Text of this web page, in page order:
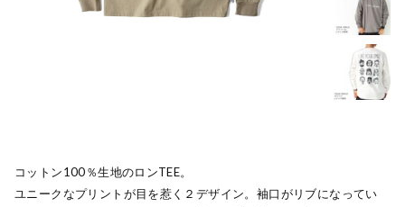
コットン100％生地のロンTEE。
ユニークなプリントが目を惹く２デザイン。袖口がリブになってい